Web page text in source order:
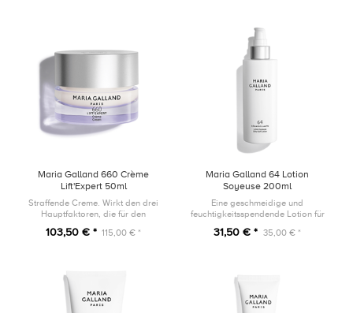
Maria Galland 660 Crème
Lift'Expert 50ml
Straffende Creme. Wirkt den drei
Hauptfaktoren, die für den
sind, entgegen.
103,50 € * 115,00 € *
Maria Galland 64 Lotion
Soyeuse 200ml
Eine geschmeidige und
feuchtigkeitsspendende Lotion für
Ökosystem der Haut, spendet
31,50 € * 35,00 € *